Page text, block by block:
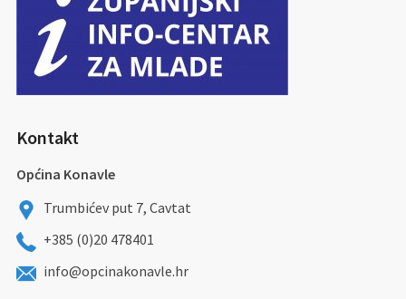
Kontakt
Općina Konavle
Trumbićev put 7, Cavtat
+385 (0)20 478401
info@opcinakonavle.hr